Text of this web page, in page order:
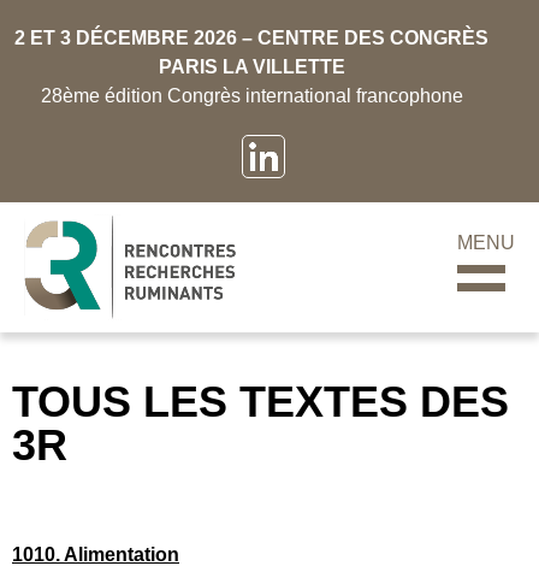
2 ET 3 DÉCEMBRE 2026 – CENTRE DES CONGRÈS
PARIS LA VILLETTE
28ème édition Congrès international francophone
MENU
TOUS LES TEXTES DES
3R
1010. Alimentation